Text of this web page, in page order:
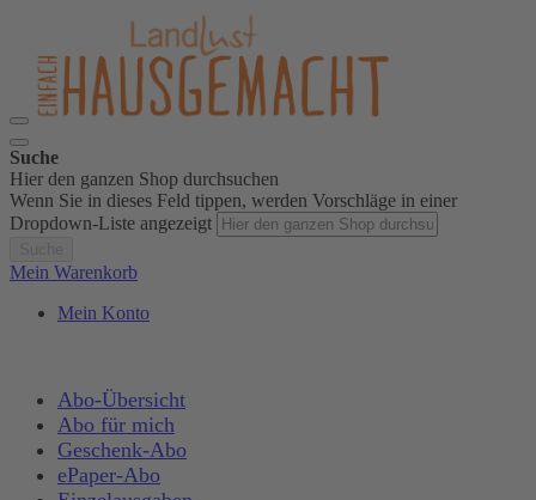
Suche
Hier den ganzen Shop durchsuchen
Wenn Sie in dieses Feld tippen, werden Vorschläge in einer
Dropdown-Liste angezeigt
Mein Warenkorb
Mein Konto
Abo-Übersicht
Abo für mich
Geschenk-Abo
ePaper-Abo